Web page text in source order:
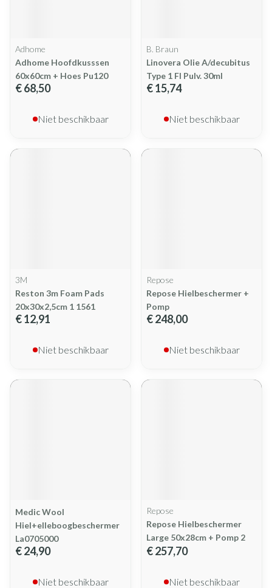
Adhome
Adhome Hoofdkusssen
60x60cm + Hoes Pu120
€ 68,50
Niet beschikbaar
B. Braun
Linovera Olie A/decubitus
Type 1 Fl Pulv. 30ml
€ 15,74
Niet beschikbaar
3M
Reston 3m Foam Pads
20x30x2,5cm 1 1561
€ 12,91
Niet beschikbaar
Repose
Repose Hielbeschermer +
Pomp
€ 248,00
Niet beschikbaar
Medic Wool
Hiel+elleboogbeschermer
La0705000
€ 24,90
Niet beschikbaar
Repose
Repose Hielbeschermer
Large 50x28cm + Pomp 2
€ 257,70
Niet beschikbaar